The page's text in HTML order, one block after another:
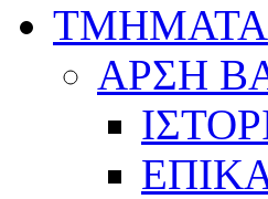
ΤΜΗΜΑΤΑ
ΑΡΣΗ